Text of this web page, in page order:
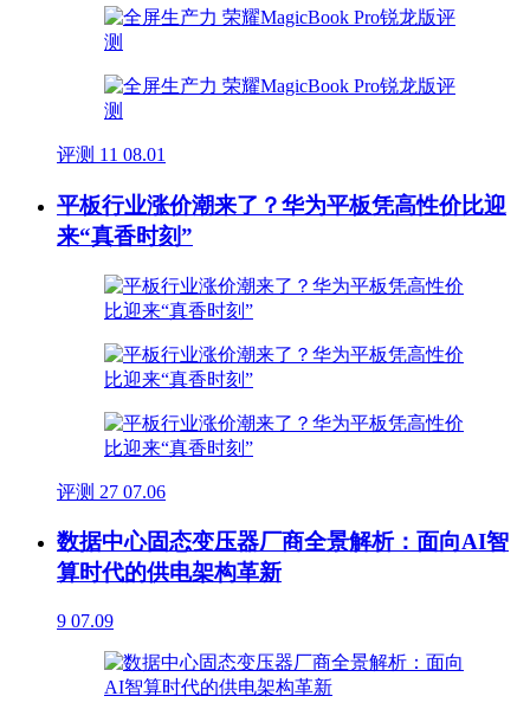
评测 11 08.01
平板行业涨价潮来了？华为平板凭高性价比迎
来“真香时刻”
评测 27 07.06
数据中心固态变压器厂商全景解析：面向AI智
算时代的供电架构革新
9 07.09